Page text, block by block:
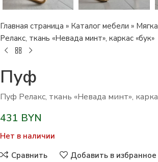
Главная страница » Каталог мебели »
Релакс, ткань «Невада минт», каркас «бук»
Пуф
Пуф Релакс, ткань «Невада минт»,
431 BYN
Нет в наличии
Сравнить
Добавить в избранное